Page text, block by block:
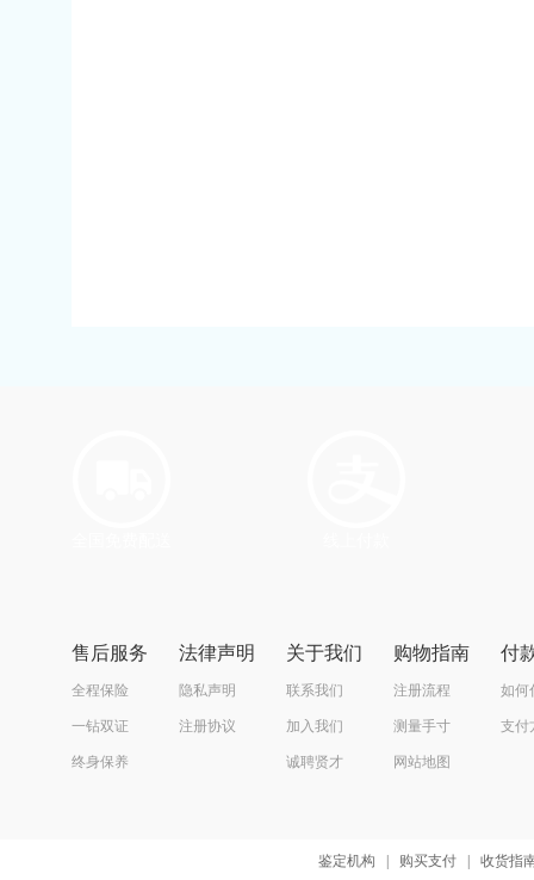
售后服务
全程保险
一钻双证
终身保养
法律声明
隐私声明
注册协议
关于我们
联系我们
加入我们
诚聘贤才
购物指南
注册流程
测量手寸
网站地图
付
如何
支付
鉴定机构 购买支付 收货指